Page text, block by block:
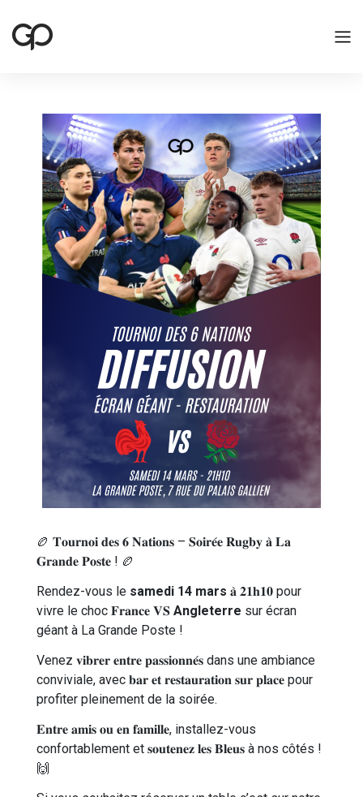
🏉 𝐓𝐨𝐮𝐫𝐧𝐨𝐢 𝐝𝐞𝐬 𝟔 𝐍𝐚𝐭𝐢𝐨𝐧𝐬 – 𝐒𝐨𝐢𝐫𝐞́𝐞 𝐑𝐮𝐠𝐛𝐲 𝐚̀ 𝐋𝐚
𝐆𝐫𝐚𝐧𝐝𝐞 𝐏𝐨𝐬𝐭𝐞 ! 🏉
Rendez-vous le samedi 14 mars 𝐚̀ 𝟐𝟏𝐡𝟏𝟎 pour
vivre le choc 𝐅𝐫𝐚𝐧𝐜𝐞 𝐕𝐒 Angleterre sur écran
géant à La Grande Poste !
Venez 𝐯𝐢𝐛𝐫𝐞𝐫 𝐞𝐧𝐭𝐫𝐞 𝐩𝐚𝐬𝐬𝐢𝐨𝐧𝐧𝐞́𝐬 dans une ambiance
conviviale, avec 𝐛𝐚𝐫 𝐞𝐭 𝐫𝐞𝐬𝐭𝐚𝐮𝐫𝐚𝐭𝐢𝐨𝐧 𝐬𝐮𝐫 𝐩𝐥𝐚𝐜𝐞 pour
profiter pleinement de la soirée.
𝐄𝐧𝐭𝐫𝐞 𝐚𝐦𝐢𝐬 𝐨𝐮 𝐞𝐧 𝐟𝐚𝐦𝐢𝐥𝐥𝐞, installez-vous
confortablement et 𝐬𝐨𝐮𝐭𝐞𝐧𝐞𝐳 𝐥𝐞𝐬 𝐁𝐥𝐞𝐮𝐬 à nos côtés !
🙌